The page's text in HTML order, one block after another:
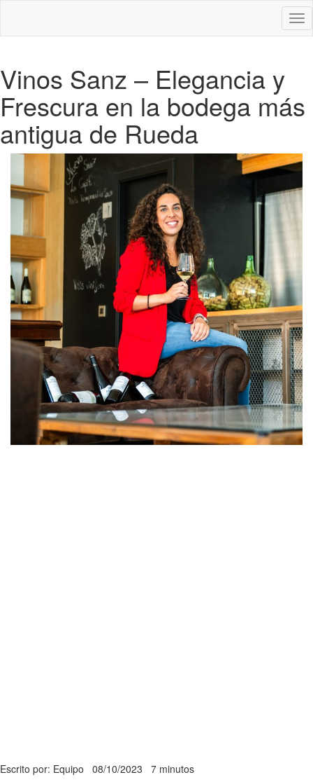
Vinos Sanz – Elegancia y
Frescura en la bodega más
antigua de Rueda
Escrito por: Equipo 08/10/2023 7 minutos